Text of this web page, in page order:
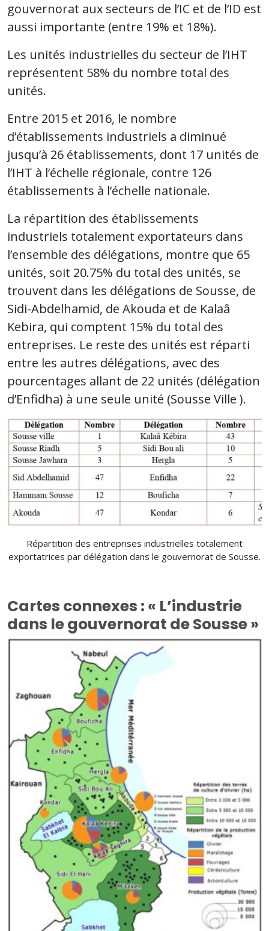
gouvernorat aux secteurs de l’IC et de l’ID est
aussi importante (entre 19% et 18%).
Les unités industrielles du secteur de l’IHT
représentent 58% du nombre total des
unités.
Entre 2015 et 2016, le nombre
d’établissements industriels a diminué
jusqu’à 26 établissements, dont 17 unités de
l’IHT à l’échelle régionale, contre 126
établissements à l’échelle nationale.
La répartition des établissements
industriels totalement exportateurs dans
l’ensemble des délégations, montre que 65
unités, soit 20.75% du total des unités, se
trouvent dans les délégations de Sousse, de
Sidi-Abdelhamid, de Akouda et de Kalaâ
Kebira, qui comptent 15% du total des
entreprises. Le reste des unités est réparti
entre les autres délégations, avec des
pourcentages allant de 22 unités (délégation
d’Enfidha) à une seule unité (Sousse Ville ).
Répartition des entreprises industrielles totalement
exportatrices par délégation dans le gouvernorat de Sousse.
Cartes connexes : « L’industrie
dans le gouvernorat de Sousse »